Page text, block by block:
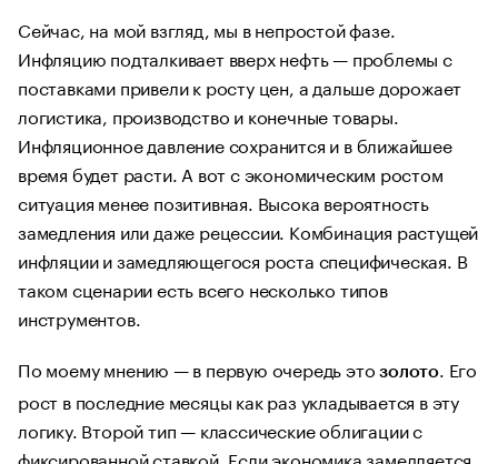
Сейчас, на мой взгляд, мы в непростой фазе.
Инфляцию подталкивает вверх нефть — проблемы с
поставками привели к росту цен, а дальше дорожает
логистика, производство и конечные товары.
Инфляционное давление сохранится и в ближайшее
время будет расти. А вот с экономическим ростом
ситуация менее позитивная. Высока вероятность
замедления или даже рецессии. Комбинация растущей
инфляции и замедляющегося роста специфическая. В
таком сценарии есть всего несколько типов
инструментов.
По моему мнению — в первую очередь этозолото. Его
рост в последние месяцы как раз укладывается в эту
логику. Второй тип — классические облигации с
фиксированной ставкой. Если экономика замедляется,